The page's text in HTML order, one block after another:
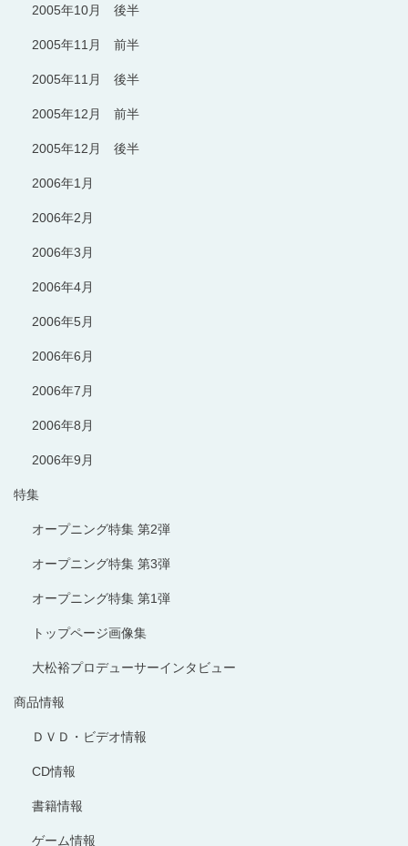
2005年10月 後半
2005年11月 前半
2005年11月 後半
2005年12月 前半
2005年12月 後半
2006年1月
2006年2月
2006年3月
2006年4月
2006年5月
2006年6月
2006年7月
2006年8月
2006年9月
特集
オープニング特集 第2弾
オープニング特集 第3弾
オープニング特集 第1弾
トップページ画像集
大松裕プロデューサーインタビュー
商品情報
ＤＶＤ・ビデオ情報
CD情報
書籍情報
ゲーム情報